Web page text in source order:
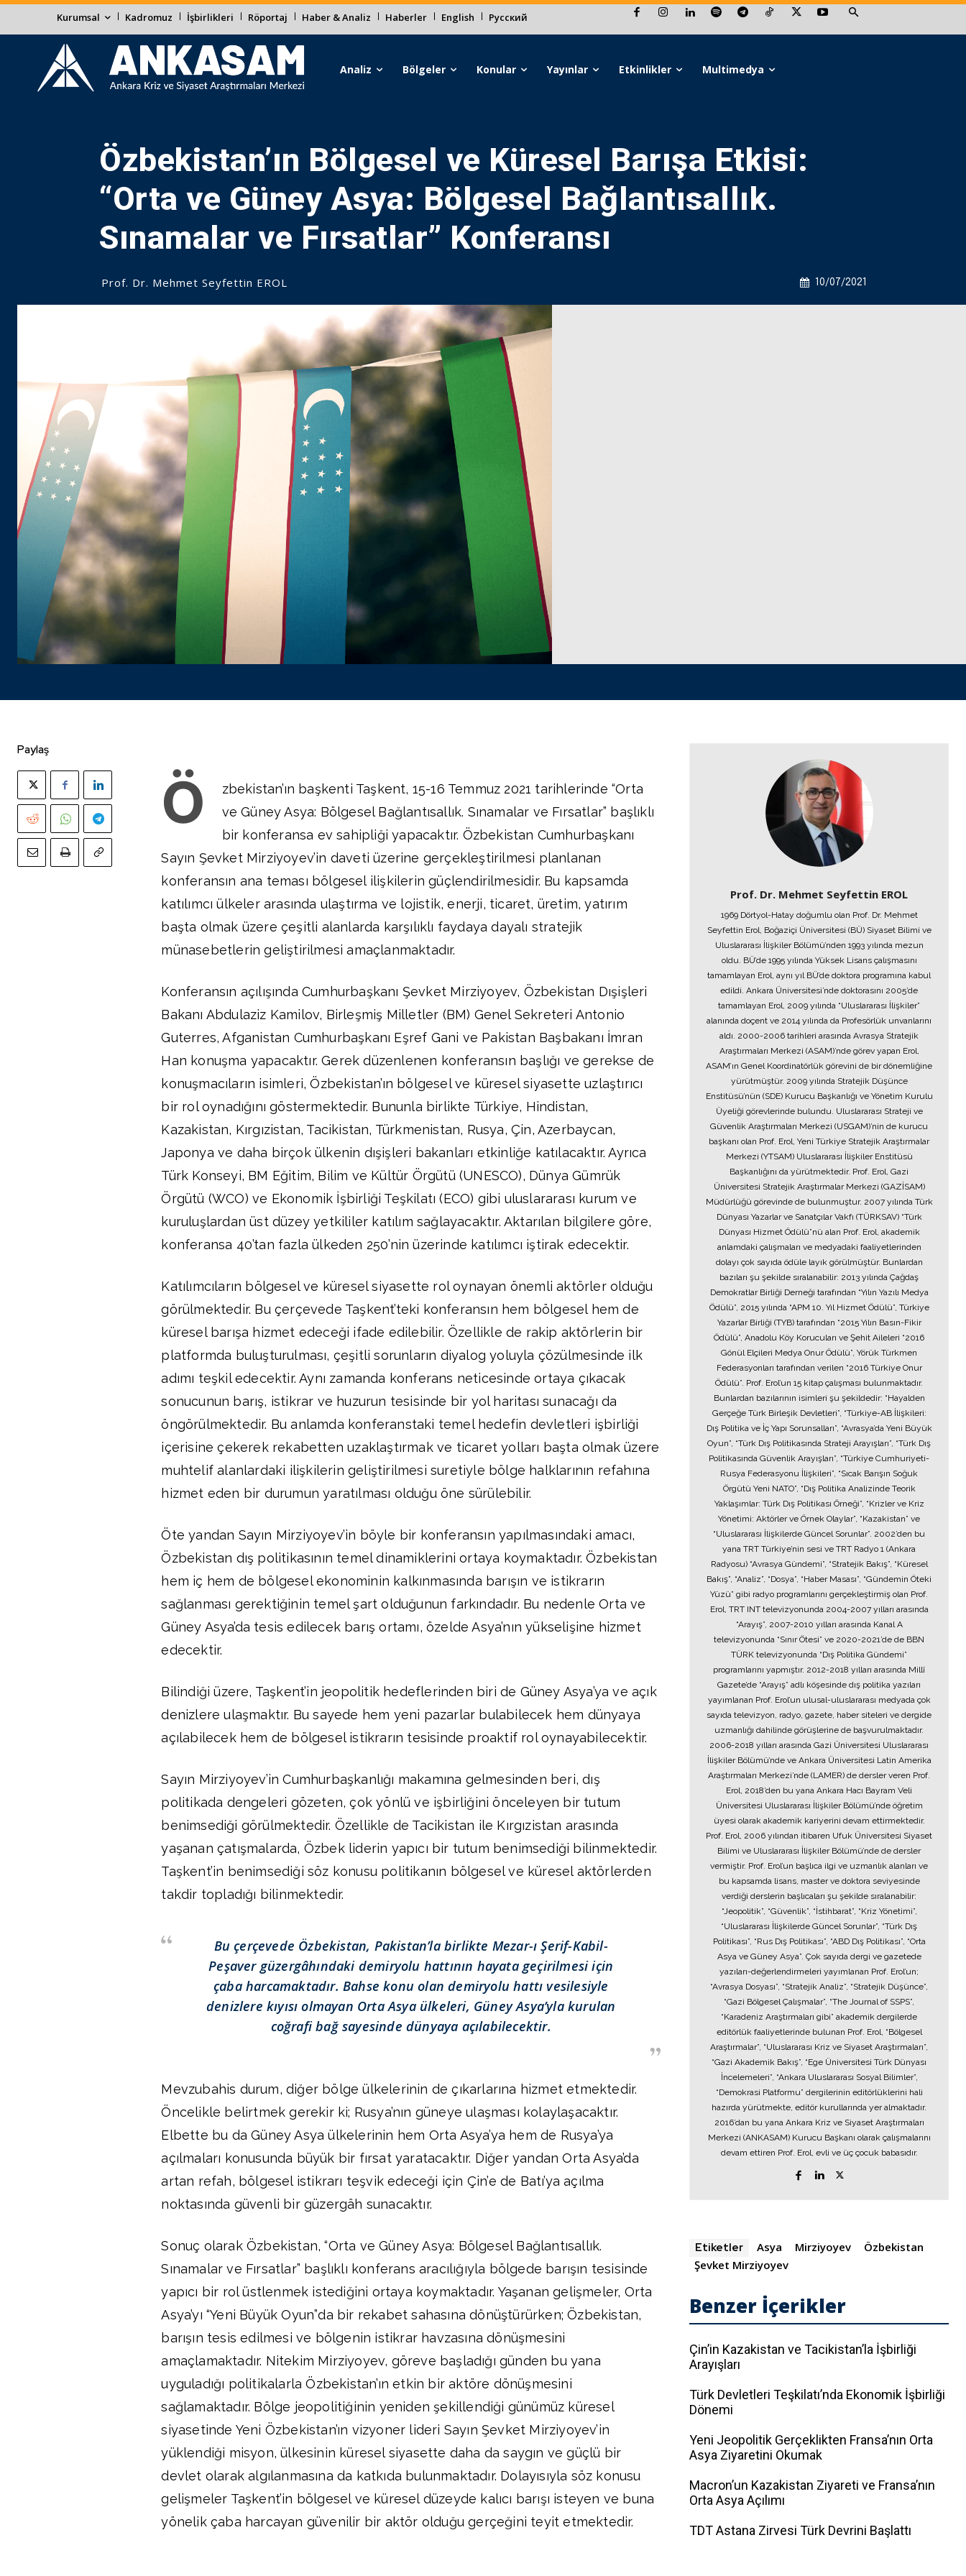
Kurumsal Kadromuz İşbirlikleri Röportaj Haber & Analiz Haberler English Русский
Analiz Bölgeler Konular Yayınlar Etkinlikler Multimedya
Özbekistan’ın Bölgesel ve Küresel Barışa Etkisi:
“Orta ve Güney Asya: Bölgesel Bağlantısallık.
Sınamalar ve Fırsatlar” Konferansı
10/07/2021
Prof. Dr. Mehmet Seyfettin EROL
Paylaş
Ö
zbekistan’ın başkenti Taşkent, 15-16 Temmuz 2021 tarihlerinde “Orta
ve Güney Asya: Bölgesel Bağlantısallık. Sınamalar ve Fırsatlar” başlıklı
bir konferansa ev sahipliği yapacaktır. Özbekistan Cumhurbaşkanı
Sayın Şevket Mirziyoyev’in daveti üzerine gerçekleştirilmesi planlanan
konferansın ana teması bölgesel ilişkilerin güçlendirilmesidir. Bu kapsamda
katılımcı ülkeler arasında ulaştırma ve lojistik, enerji, ticaret, üretim, yatırım
başta olmak üzere çeşitli alanlarda karşılıklı faydaya dayalı stratejik
münasebetlerin geliştirilmesi amaçlanmaktadır.
Konferansın açılışında Cumhurbaşkanı Şevket Mirziyoyev, Özbekistan Dışişleri
Bakanı Abdulaziz Kamilov, Birleşmiş Milletler (BM) Genel Sekreteri Antonio
Guterres, Afganistan Cumhurbaşkanı Eşref Gani ve Pakistan Başbakanı İmran
Han konuşma yapacaktır. Gerek düzenlenen konferansın başlığı ve gerekse de
konuşmacıların isimleri, Özbekistan’ın bölgesel ve küresel siyasette uzlaştırıcı
bir rol oynadığını göstermektedir. Bununla birlikte Türkiye, Hindistan,
Kazakistan, Kırgızistan, Tacikistan, Türkmenistan, Rusya, Çin, Azerbaycan,
Japonya ve daha birçok ülkenin dışişleri bakanları etkinliğe katılacaktır. Ayrıca
Türk Konseyi, BM Eğitim, Bilim ve Kültür Örgütü (UNESCO), Dünya Gümrük
Örgütü (WCO) ve Ekonomik İşbirliği Teşkilatı (ECO) gibi uluslararası kurum ve
kuruluşlardan üst düzey yetkililer katılım sağlayacaktır. Aktarılan bilgilere göre,
konferansa 40’tan fazla ülkeden 250’nin üzerinde katılımcı iştirak edecektir.
Katılımcıların bölgesel ve küresel siyasette rol oynayan önemli aktörler olduğu
görülmektedir. Bu çerçevede Taşkent’teki konferansın hem bölgesel hem de
küresel barışa hizmet edeceği ifade edilebilir. Özellikle de rakip aktörlerin bir
platformda buluşturulması, çeşitli sorunların diyalog yoluyla çözülmesinde ilk
adımı teşkil edecektir. Aynı zamanda konferans neticesinde ortaya çıkacak
sonucunun barış, istikrar ve huzurun tesisinde bir yol haritası sunacağı da
öngörülmektedir. Bu anlamda konferanstaki temel hedefin devletleri işbirliği
içerisine çekerek rekabetten uzaklaştırmak ve ticaret yolları başta olmak üzere
muhtelif alanlardaki ilişkilerin geliştirilmesi suretiyle bölge halklarının refahına
hizmet eden bir durumun yaratılması olduğu öne sürülebilir.
Öte yandan Sayın Mirziyoyev’in böyle bir konferansın yapılmasındaki amacı,
Özbekistan dış politikasının temel dinamiklerini ortaya koymaktadır. Özbekistan
hem iç hem de bölgesel ekonominin kalkınmasında barışın ve istikrarın
sağlanması gerektiğinin temel şart olduğunun farkındadır. Bu nedenle Orta ve
Güney Asya’da tesis edilecek barış ortamı, özelde Asya’nın yükselişine hizmet
edecektir.
Bilindiği üzere, Taşkent’in jeopolitik hedeflerinden biri de Güney Asya’ya ve açık
denizlere ulaşmaktır. Bu sayede hem yeni pazarlar bulabilecek hem dünyaya
açılabilecek hem de bölgesel istikrarın tesisinde proaktif rol oynayabilecektir.
Sayın Mirziyoyev’in Cumhurbaşkanlığı makamına gelmesinden beri, dış
politikada dengeleri gözeten, çok yönlü ve işbirliğini önceleyen bir tutum
benimsediği görülmektedir. Özellikle de Tacikistan ile Kırgızistan arasında
yaşanan çatışmalarda, Özbek liderin yapıcı bir tutum benimsediği bilinmektedir.
Taşkent’in benimsediği söz konusu politikanın bölgesel ve küresel aktörlerden
takdir topladığı bilinmektedir.
Bu çerçevede Özbekistan, Pakistan’la birlikte Mezar-ı Şerif-Kabil-
Peşaver güzergâhındaki demiryolu hattının hayata geçirilmesi için
çaba harcamaktadır. Bahse konu olan demiryolu hattı vesilesiyle
denizlere kıyısı olmayan Orta Asya ülkeleri, Güney Asya’yla kurulan
coğrafi bağ sayesinde dünyaya açılabilecektir.
Mevzubahis durum, diğer bölge ülkelerinin de çıkarlarına hizmet etmektedir.
Öncelikle belirtmek gerekir ki; Rusya’nın güneye ulaşması kolaylaşacaktır.
Elbette bu da Güney Asya ülkelerinin hem Orta Asya’ya hem de Rusya’ya
açılmaları konusunda büyük bir fırsat yaratacaktır. Diğer yandan Orta Asya’da
artan refah, bölgesel istikrarı teşvik edeceği için Çin’e de Batı’ya açılma
noktasında güvenli bir güzergâh sunacaktır.
Sonuç olarak Özbekistan, “Orta ve Güney Asya: Bölgesel Bağlantısallık.
Sınamalar ve Fırsatlar” başlıklı konferans aracılığıyla bölgede barışın tesisinde
yapıcı bir rol üstlenmek istediğini ortaya koymaktadır. Yaşanan gelişmeler, Orta
Asya’yı “Yeni Büyük Oyun”da bir rekabet sahasına dönüştürürken; Özbekistan,
barışın tesis edilmesi ve bölgenin istikrar havzasına dönüşmesini
amaçlamaktadır. Nitekim Mirziyoyev, göreve başladığı günden bu yana
uyguladığı politikalarla Özbekistan’ın etkin bir aktöre dönüşmesini
sağlamaktadır. Bölge jeopolitiğinin yeniden şekillendiği günümüz küresel
siyasetinde Yeni Özbekistan’ın vizyoner lideri Sayın Şevket Mirziyoyev’in
yüklendiği misyon, ülkesinin küresel siyasette daha da saygın ve güçlü bir
devlet olarak algılanmasına da katkıda bulunmaktadır. Dolayısıyla söz konusu
gelişmeler Taşkent’in bölgesel ve küresel düzeyde kalıcı barışı isteyen ve buna
yönelik çaba harcayan güvenilir bir aktör olduğu gerçeğini teyit etmektedir.
Prof. Dr. Mehmet Seyfettin EROL
1969 Dörtyol-Hatay doğumlu olan Prof. Dr. Mehmet
Seyfettin Erol, Boğaziçi Üniversitesi (BÜ) Siyaset Bilimi ve
Uluslararası İlişkiler Bölümü’nden 1993 yılında mezun
oldu. BÜ’de 1995 yılında Yüksek Lisans çalışmasını
tamamlayan Erol, aynı yıl BÜ’de doktora programına kabul
edildi. Ankara Üniversitesi’nde doktorasını 2005’de
tamamlayan Erol, 2009 yılında “Uluslararası İlişkiler”
alanında doçent ve 2014 yılında da Profesörlük unvanlarını
aldı. 2000-2006 tarihleri arasında Avrasya Stratejik
Araştırmaları Merkezi (ASAM)’nde görev yapan Erol,
ASAM’ın Genel Koordinatörlük görevini de bir dönemliğine
yürütmüştür. 2009 yılında Stratejik Düşünce
Enstitüsü’nün (SDE) Kurucu Başkanlığı ve Yönetim Kurulu
Üyeliği görevlerinde bulundu. Uluslararası Strateji ve
Güvenlik Araştırmaları Merkezi (USGAM)’nin de kurucu
başkanı olan Prof. Erol, Yeni Türkiye Stratejik Araştırmalar
Merkezi (YTSAM) Uluslararası İlişkiler Enstitüsü
Başkanlığını da yürütmektedir. Prof. Erol, Gazi
Üniversitesi Stratejik Araştırmalar Merkezi (GAZİSAM)
Müdürlüğü görevinde de bulunmuştur. 2007 yılında Türk
Dünyası Yazarlar ve Sanatçılar Vakfı (TÜRKSAV) “Türk
Dünyası Hizmet Ödülü”nü alan Prof. Erol, akademik
anlamdaki çalışmaları ve medyadaki faaliyetlerinden
dolayı çok sayıda ödüle layık görülmüştür. Bunlardan
bazıları şu şekilde sıralanabilir: 2013 yılında Çağdaş
Demokratlar Birliği Derneği tarafından “Yılın Yazılı Medya
Ödülü”, 2015 yılında “APM 10. Yıl Hizmet Ödülü”, Türkiye
Yazarlar Birliği (TYB) tarafından “2015 Yılın Basın-Fikir
Ödülü”, Anadolu Köy Korucuları ve Şehit Aileleri “2016
Gönül Elçileri Medya Onur Ödülü”, Yörük Türkmen
Federasyonları tarafından verilen “2016 Türkiye Onur
Ödülü”. Prof. Erol’un 15 kitap çalışması bulunmaktadır.
Bunlardan bazılarının isimleri şu şekildedir: “Hayalden
Gerçeğe Türk Birleşik Devletleri”, “Türkiye-AB İlişkileri:
Dış Politika ve İç Yapı Sorunsalları”, “Avrasya’da Yeni Büyük
Oyun”, “Türk Dış Politikasında Strateji Arayışları”, “Türk Dış
Politikasında Güvenlik Arayışları”, “Türkiye Cumhuriyeti-
Rusya Federasyonu İlişkileri”, “Sıcak Barışın Soğuk
Örgütü Yeni NATO”, “Dış Politika Analizinde Teorik
Yaklaşımlar: Türk Dış Politikası Örneği”, “Krizler ve Kriz
Yönetimi: Aktörler ve Örnek Olaylar”, “Kazakistan” ve
“Uluslararası İlişkilerde Güncel Sorunlar”. 2002’den bu
yana TRT Türkiye’nin sesi ve TRT Radyo 1 (Ankara
Radyosu) “Avrasya Gündemi”, “Stratejik Bakış”, “Küresel
Bakış”, “Analiz”, “Dosya”, “Haber Masası”, “Gündemin Öteki
Yüzü” gibi radyo programlarını gerçekleştirmiş olan Prof.
Erol, TRT INT televizyonunda 2004-2007 yılları arasında
“Arayış”, 2007-2010 yılları arasında Kanal A
televizyonunda “Sınır Ötesi” ve 2020-2021’de de BBN
TÜRK televizyonunda “Dış Politika Gündemi”
programlarını yapmıştır. 2012-2018 yılları arasında Millî
Gazete’de “Arayış” adlı köşesinde dış politika yazıları
yayımlanan Prof. Erol’un ulusal-uluslararası medyada çok
sayıda televizyon, radyo, gazete, haber siteleri ve dergide
uzmanlığı dahilinde görüşlerine de başvurulmaktadır.
2006-2018 yılları arasında Gazi Üniversitesi Uluslararası
İlişkiler Bölümü’nde ve Ankara Üniversitesi Latin Amerika
Araştırmaları Merkezi’nde (LAMER) de dersler veren Prof.
Erol, 2018’den bu yana Ankara Hacı Bayram Veli
Üniversitesi Uluslararası İlişkiler Bölümü’nde öğretim
üyesi olarak akademik kariyerini devam ettirmektedir.
Prof. Erol, 2006 yılından itibaren Ufuk Üniversitesi Siyaset
Bilimi ve Uluslararası İlişkiler Bölümü’nde de dersler
vermiştir. Prof. Erol’un başlıca ilgi ve uzmanlık alanları ve
bu kapsamda lisans, master ve doktora seviyesinde
verdiği derslerin başlıcaları şu şekilde sıralanabilir:
“Jeopolitik”, “Güvenlik”, “İstihbarat”, “Kriz Yönetimi”,
“Uluslararası İlişkilerde Güncel Sorunlar”, “Türk Dış
Politikası”, “Rus Dış Politikası”, “ABD Dış Politikası”, “Orta
Asya ve Güney Asya”. Çok sayıda dergi ve gazetede
yazıları-değerlendirmeleri yayımlanan Prof. Erol’un;
“Avrasya Dosyası”, “Stratejik Analiz”, “Stratejik Düşünce”,
“Gazi Bölgesel Çalışmalar”, “The Journal of SSPS”,
“Karadeniz Araştırmaları gibi” akademik dergilerde
editörlük faaliyetlerinde bulunan Prof. Erol, “Bölgesel
Araştırmalar”, “Uluslararası Kriz ve Siyaset Araştırmaları”,
“Gazi Akademik Bakış”, “Ege Üniversitesi Türk Dünyası
İncelemeleri”, “Ankara Uluslararası Sosyal Bilimler”,
“Demokrasi Platformu” dergilerinin editörlüklerini hali
hazırda yürütmekte, editör kurullarında yer almaktadır.
2016’dan bu yana Ankara Kriz ve Siyaset Araştırmaları
Merkezi (ANKASAM) Kurucu Başkanı olarak çalışmalarını
devam ettiren Prof. Erol, evli ve üç çocuk babasıdır.
Etiketler Asya Mirziyoyev
Özbekistan
Şevket Mirziyoyev
Benzer İçerikler
Çin’in Kazakistan ve Tacikistan’la İşbirliği
Arayışları
Türk Devletleri Teşkilatı’nda Ekonomik İşbirliği
Dönemi
Yeni Jeopolitik Gerçeklikten Fransa’nın Orta
Asya Ziyaretini Okumak
Macron’un Kazakistan Ziyareti ve Fransa’nın
Orta Asya Açılımı
TDT Astana Zirvesi Türk Devrini Başlattı